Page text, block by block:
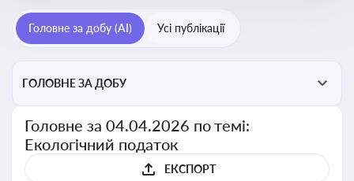
Головне за добу (AI) Усі публікації
ГОЛОВНЕ ЗА ДОБУ
Головне за 04.04.2026 по темі:
Екологічний податок
ЕКСПОРТ